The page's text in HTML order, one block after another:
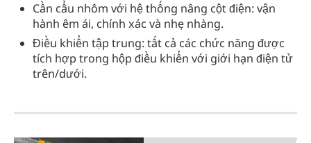
Cần cẩu nhôm với hệ thống nâng cột điện: vận
hành êm ái, chính xác và nhẹ nhàng.
Điều khiển tập trung: tất cả các chức năng được
tích hợp trong hộp điều khiển với giới hạn điện tử
trên/dưới.